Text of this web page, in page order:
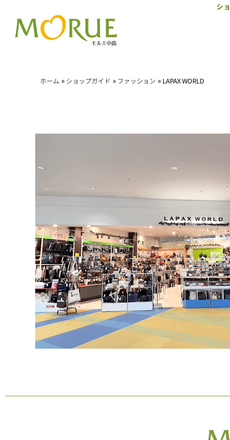
シ
ホーム » ショップガイド » ファッション » LAPAX WORLD